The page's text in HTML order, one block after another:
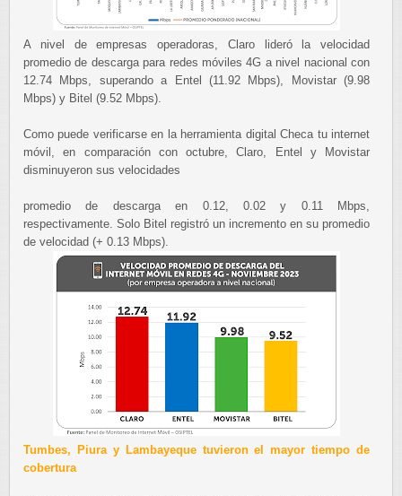
A nivel de empresas operadoras, Claro lideró la velocidad
promedio de descarga para redes móviles 4G a nivel nacional con
12.74 Mbps, superando a Entel (11.92 Mbps), Movistar (9.98
Mbps) y Bitel (9.52 Mbps).
Como puede verificarse en la herramienta digital Checa tu internet
móvil, en comparación con octubre, Claro, Entel y Movistar
disminuyeron sus velocidades
promedio de descarga en 0.12, 0.02 y 0.11 Mbps,
respectivamente. Solo Bitel registró un incremento en su promedio
de velocidad (+ 0.13 Mbps).
Tumbes, Piura y Lambayeque tuvieron el mayor tiempo de
cobertura